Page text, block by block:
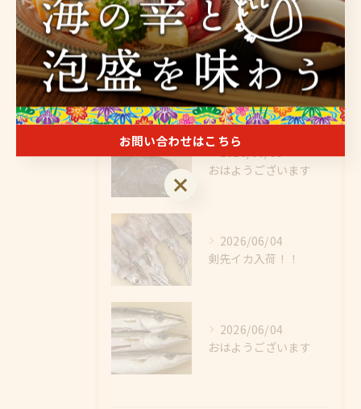
宴会
最近の投稿 Recent Posts
2026/06/05
おはようございます
2026/06/04
剣先イカ入荷！！
2026/06/04
おはようございます
お問い合わせはこちら
お問い合わせはこちら